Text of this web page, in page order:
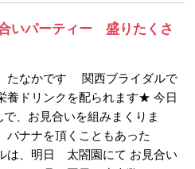
いパーティー 盛りたくさ
たなかです 関西ブライダルで
養ドリンクを配られます★ 今日
、お見合いを組みまくりま
バナナを頂くこともあった
は、明日 太閤園にて お見合い